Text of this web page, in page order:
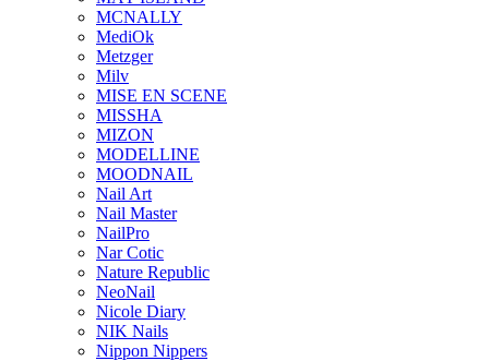
MCNALLY
MediOk
Metzger
Milv
MISE EN SCENE
MISSHA
MIZON
MODELLINE
MOODNAIL
Nail Art
Nail Master
NailPro
Nar Cotic
Nature Republic
NeoNail
Nicole Diary
NIK Nails
Nippon Nippers